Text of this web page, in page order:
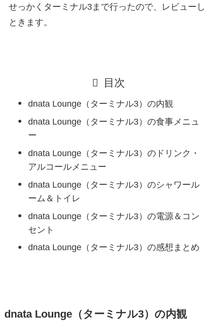
せっかくターミナル3まで行ったので、レビューし
ときます。
目次
dnata Lounge（ターミナル3）の内観
dnata Lounge（ターミナル3）の食事メニュ
ー
dnata Lounge（ターミナル3）のドリンク・
アルコールメニュー
dnata Lounge（ターミナル3）のシャワール
ーム＆トイレ
dnata Lounge（ターミナル3）の電源＆コン
セント
dnata Lounge（ターミナル3）の感想まとめ
dnata Lounge（ターミナル3）の内観